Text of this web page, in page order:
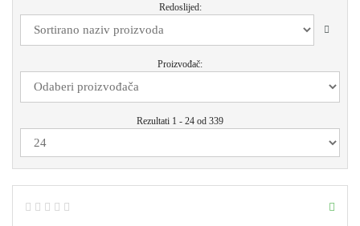
Redoslijed:
Proizvođač:
Rezultati 1 - 24 od 339